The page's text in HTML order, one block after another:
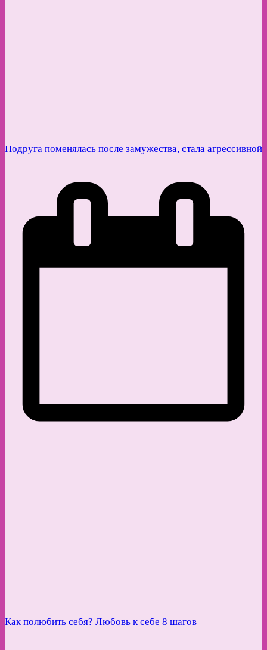
Подруга поменялась после замужества, стала агрессивной
Как полюбить себя? Любовь к себе 8 шагов